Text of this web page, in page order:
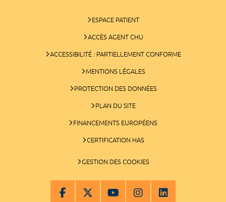
ESPACE PATIENT
ACCÈS AGENT CHU
ACCESSIBILITÉ : PARTIELLEMENT CONFORME
MENTIONS LÉGALES
PROTECTION DES DONNÉES
PLAN DU SITE
FINANCEMENTS EUROPÉENS
CERTIFICATION HAS
GESTION DES COOKIES